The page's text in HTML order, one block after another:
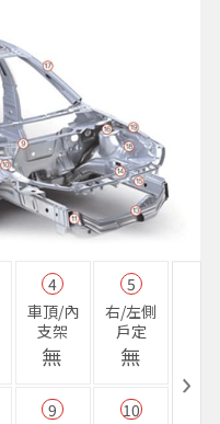
4
車頂/內
支架
無
5
右/左側
戶定
無
9
10